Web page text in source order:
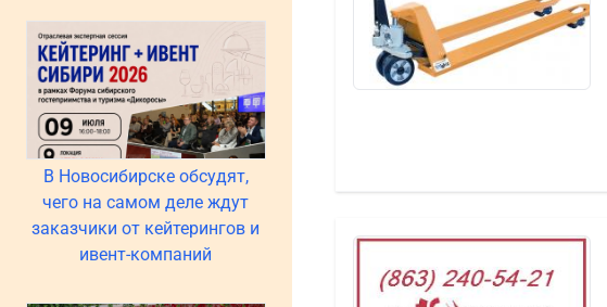
В Новосибирске обсудят,
чего на самом деле ждут
заказчики от кейтерингов и
ивент-компаний